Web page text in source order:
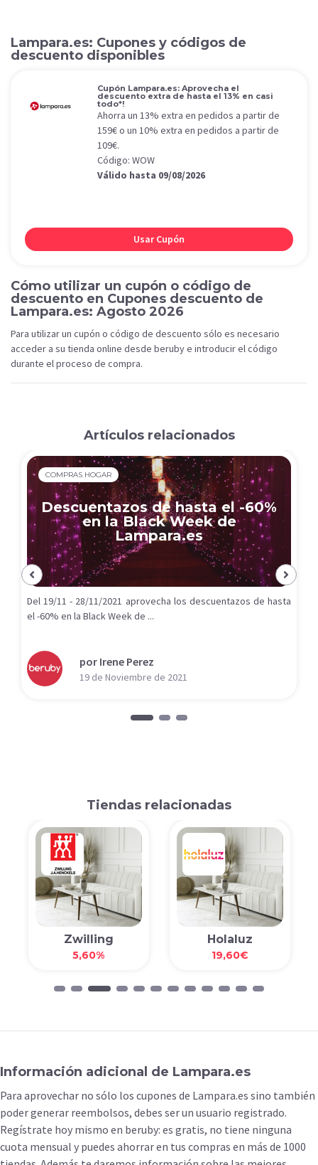
Lampara.es: Cupones y códigos de
descuento disponibles
Cupón Lampara.es: Aprovecha el
descuento extra de hasta el 13% en casi
todo*!
Ahorra un 13% extra en pedidos a partir de
159€ o un 10% extra en pedidos a partir de
109€.
Código: WOW
Válido hasta 09/08/2026
Usar Cupón
Cómo utilizar un cupón o código de
descuento en Cupones descuento de
Lampara.es: Agosto 2026
Para utilizar un cupón o código de descuento sólo es necesario
acceder a su tienda online desde beruby e introducir el código
durante el proceso de compra.
Artículos relacionados
COMPRAS HOGAR
Descuentazos de hasta el -60%
en la Black Week de
Lampara.es
Del 19/11 - 28/11/2021 aprovecha los descuentazos de hasta
el -60% en la Black Week de ...
por Irene Perez
19 de Noviembre de 2021
Tiendas relacionadas
Zwilling
5,60%
Holaluz
19,60€
Información adicional de Lampara.es
Para aprovechar no sólo los cupones de Lampara.es sino también
poder generar reembolsos, debes ser un usuario registrado.
Regístrate hoy mismo en beruby: es gratis, no tiene ninguna
cuota mensual y puedes ahorrar en tus compras en más de 1000